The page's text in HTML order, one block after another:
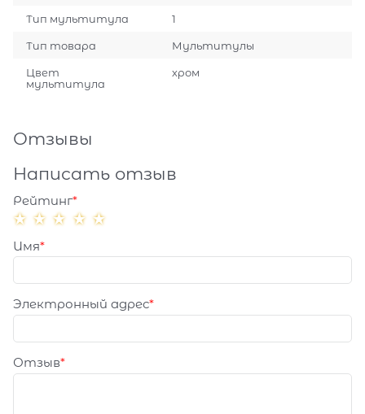
Тип мультитула 1
Тип товара Мультитулы
Цвет
мультитула
хром
Отзывы
Написать отзыв
Рейтинг
Имя
Электронный адрес
Отзыв